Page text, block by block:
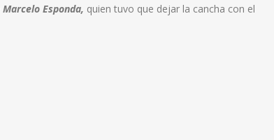
Marcelo Esponda, quien tuvo que dejar la cancha con el